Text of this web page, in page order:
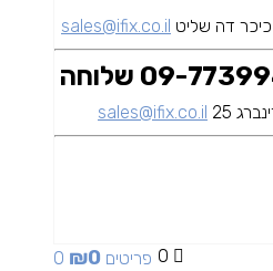
sales@ifix.co.il
09-7739940 שלוחה
25
sales@ifix.co.il
0 0 פריטים ₪0